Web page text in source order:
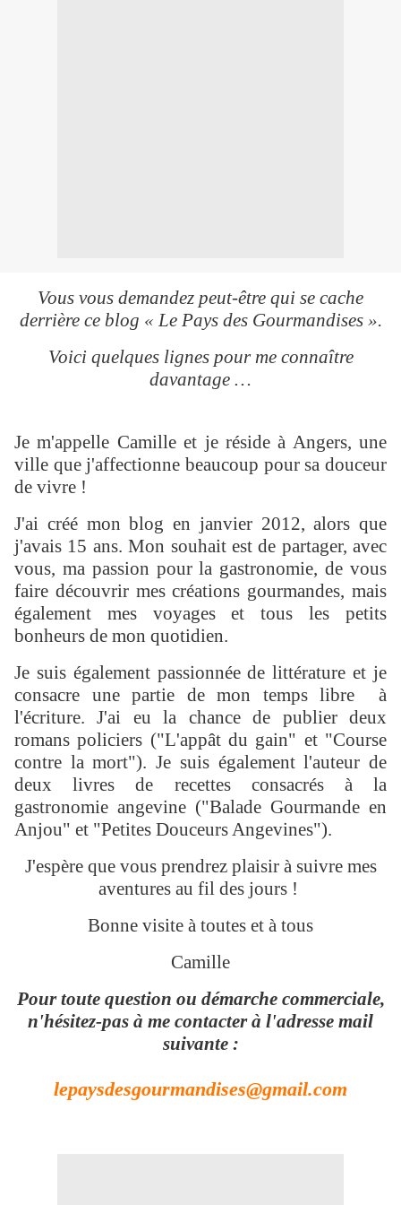
Vous vous demandez peut-être qui se cache
derrière ce blog « Le Pays des Gourmandises ».
Voici quelques lignes pour me connaître
davantage …
Je m'appelle Camille et je réside à Angers, une
ville que j'affectionne beaucoup pour sa douceur
de vivre !
J'ai créé mon blog en janvier 2012, alors que
j'avais 15 ans. Mon souhait est de partager, avec
vous, ma passion pour la gastronomie, de vous
faire découvrir mes créations gourmandes, mais
également mes voyages et tous les petits
bonheurs de mon quotidien.
Je suis également passionnée de littérature et je
consacre une partie de mon temps libre à
l'écriture. J'ai eu la chance de publier deux
romans policiers ("L'appât du gain" et "Course
contre la mort"). Je suis également l'auteur de
deux livres de recettes consacrés à la
gastronomie angevine ("Balade Gourmande en
Anjou" et "Petites Douceurs Angevines").
J'espère que vous prendrez plaisir à suivre mes
aventures au fil des jours !
Bonne visite à toutes et à tous
Camille
Pour toute question ou démarche commerciale,
n'hésitez-pas à me contacter à l'adresse mail
suivante :
lepaysdesgourmandises@gmail.com